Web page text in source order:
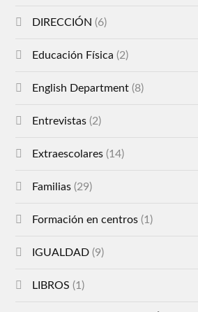
DIRECCIÓN (6)
Educación Física (2)
English Department (8)
Entrevistas (2)
Extraescolares (14)
Familias (29)
Formación en centros (1)
IGUALDAD (9)
LIBROS (1)